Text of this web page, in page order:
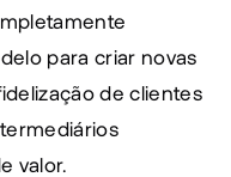
para criar novas
de clientes
valor.